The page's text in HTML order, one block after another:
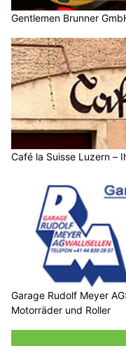
Gentlemen Brunner
Café la Suisse Luzern –
Garage Rudolf Meyer
Motorräder und Roller